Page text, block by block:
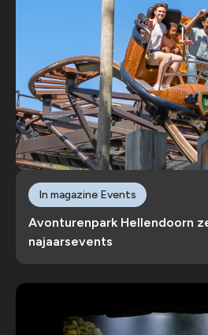
Avonturenpark Hellendoorn
najaarsevents
In magazine Events